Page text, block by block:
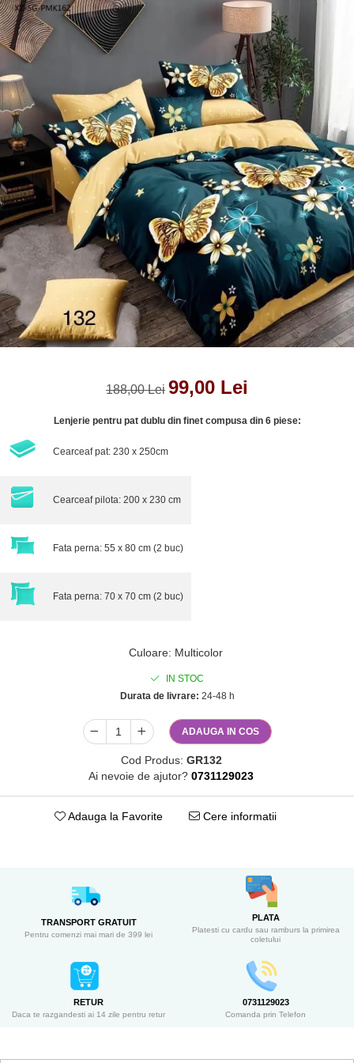
Lenjerii de pat Bumbac Poplin
Lenjerii de pat Catifea
Lenjerii de pat Damasc
Lenjerii de pat Finet + 2 Draperii
Lenjerii de pat Finet cu PLIURI
Lenjerii de pat finet Home
Lenjerii de pat Saten 4 piese cu
elastic
188,00 Lei 99,00 Lei
Lenjerie pentru pat dublu din finet compusa din 6 piese:
Cearceaf pat: 230 x 250cm
Cearceaf pilota: 200 x 230 cm
Fata perna: 55 x 80 cm (2 buc)
Fata perna: 70 x 70 cm (2 buc)
Culoare: Multicolor
IN STOC
Durata de livrare: 24-48 h
ADAUGA IN COS
Cod Produs: GR132
Ai nevoie de ajutor? 0731129023
Adauga la Favorite Cere informatii
TRANSPORT GRATUIT
Pentru comenzi mai mari de 399 lei
PLATA
Platesti cu cardu sau ramburs la primirea
coletului
RETUR
Daca te razgandesti ai 14 zile pentru retur
0731129023
Comanda prin Telefon